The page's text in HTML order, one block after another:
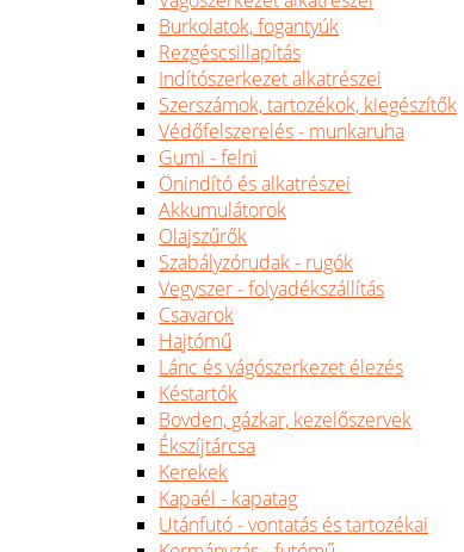
Burkolatok, fogantyúk
Rezgéscsillapítás
Indítószerkezet alkatrészei
Szerszámok, tartozékok, kiegészítők
Védőfelszerelés - munkaruha
Gumi - felni
Önindító és alkatrészei
Akkumulátorok
Olajszűrők
Szabályzórudak - rugók
Vegyszer - folyadékszállítás
Csavarok
Hajtómű
Lánc és vágószerkezet élezés
Késtartók
Bovden, gázkar, kezelőszervek
Ékszíjtárcsa
Kerekek
Kapaél - kapatag
Utánfutó - vontatás és tartozékai